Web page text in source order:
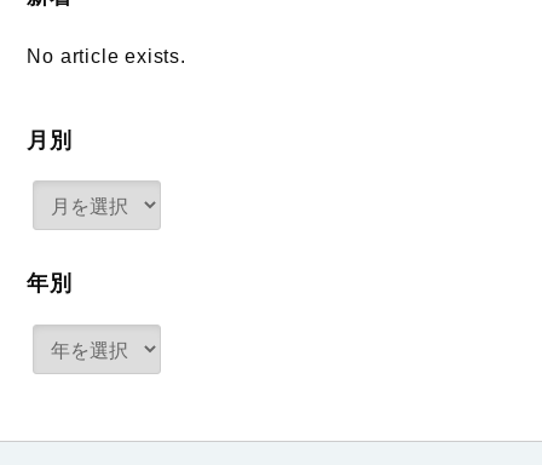
No article exists.
月別
年別